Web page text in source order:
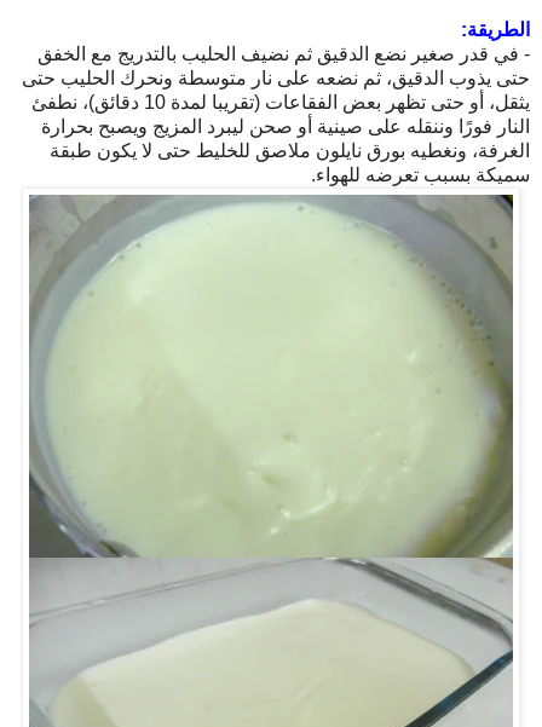
الطريقة:
- في قدر صغير نضع الدقيق ثم نضيف الحليب بالتدريج مع الخفق
حتى يذوب الدقيق، ثم نضعه على نار متوسطة ونحرك الحليب حتى
يثقل، أو حتى تظهر بعض الفقاعات (تقريبا لمدة 10 دقائق)، نطفئ
النار فورًا وننقله على صينية أو صحن ليبرد المزيج ويصبح بحرارة
الغرفة، ونغطيه بورق نايلون ملاصق للخليط حتى لا يكون طبقة
سميكة بسبب تعرضه للهواء.